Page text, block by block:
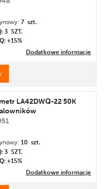
7 szt.
3 SZT.
+15%
Dodatkowe informacje
LA42DWQ-22 50K
10 szt.
3 SZT.
+15%
Dodatkowe informacje